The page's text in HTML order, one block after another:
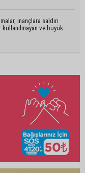
inançlara saldırı
kullanılmayan ve büyük